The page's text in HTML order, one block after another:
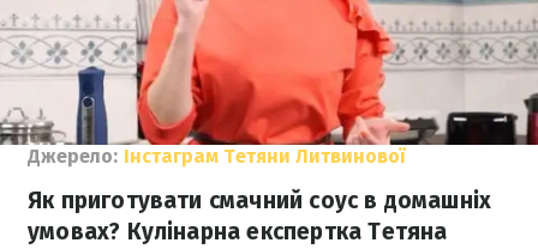
Джерело: Інстаграм Тетяни Литвинової
Як приготувати смачний соус в домашніх
умовах? Кулінарна експертка Тетяна